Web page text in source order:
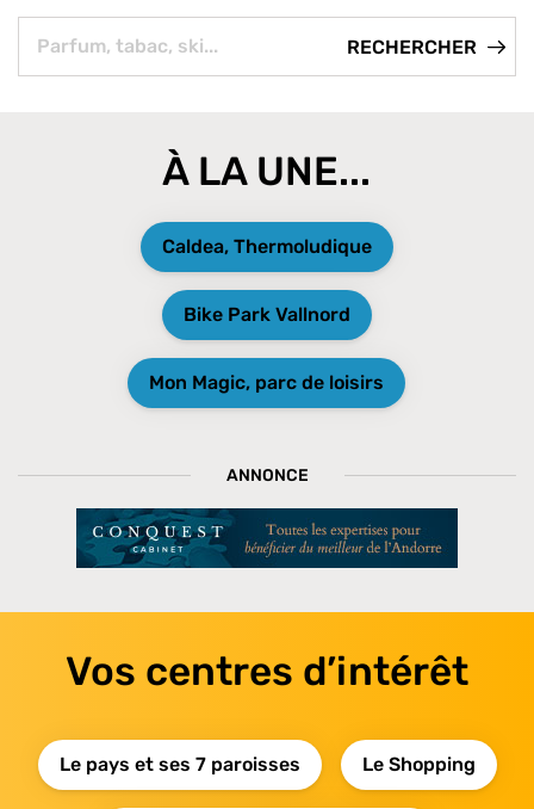
À LA UNE...
Caldea, Thermoludique
Bike Park Vallnord
Mon Magic, parc de loisirs
ANNONCE
Vos centres d’intérêt
Le pays et ses 7 paroisses Le Shopping